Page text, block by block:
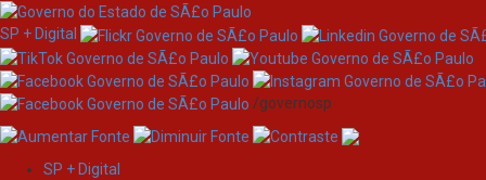
SP + Digital
/governosp
SP + Digital